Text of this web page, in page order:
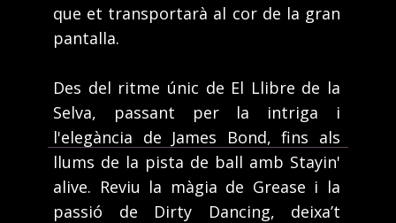
que et transportarà al cor de la gran
pantalla.
Des del ritme únic de El Llibre de la
Selva, passant per la intriga i
l'elegància de James Bond, fins als
llums de la pista de ball amb Stayin'
alive. Reviu la màgia de Grease i la
passió de Dirty Dancing, deixa’t